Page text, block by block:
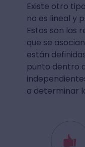
Existe otro
no es lineal y
Estas son las
que se
están
punto dentro
a determinar